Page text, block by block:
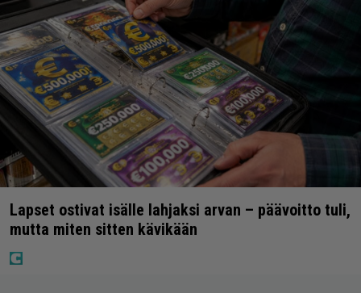
Lapset ostivat isälle lahjaksi arvan – päävoitto tuli,
mutta miten sitten kävikään